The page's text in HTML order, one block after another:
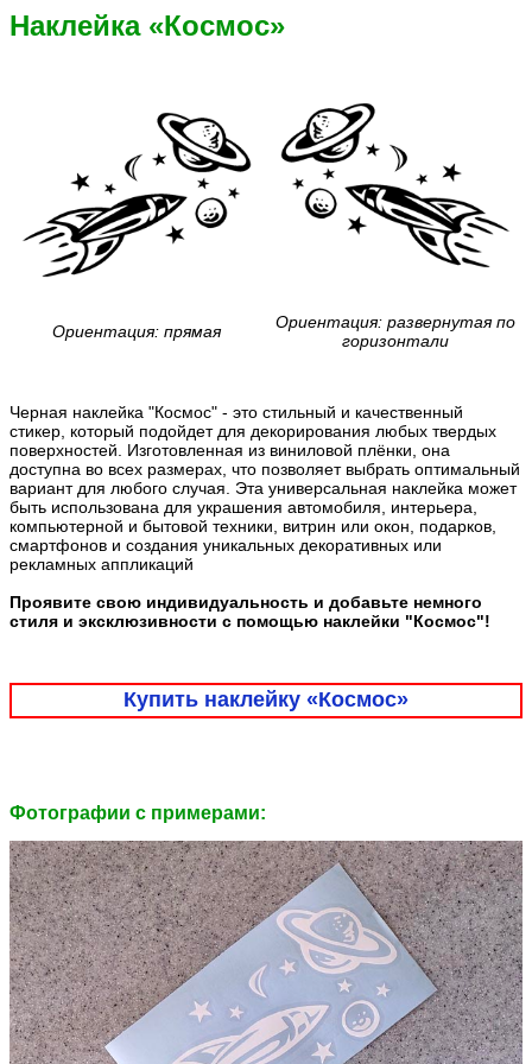
Наклейка «Космос»
Ориентация: прямая
Ориентация: развернутая по
горизонтали
Черная наклейка "Космос" - это стильный и качественный
стикер, который подойдет для декорирования любых твердых
поверхностей. Изготовленная из виниловой плёнки, она
доступна во всех размерах, что позволяет выбрать оптимальный
вариант для любого случая. Эта универсальная наклейка может
быть использована для украшения автомобиля, интерьера,
компьютерной и бытовой техники, витрин или окон, подарков,
смартфонов и создания уникальных декоративных или
рекламных аппликаций
Проявите свою индивидуальность и добавьте немного
стиля и эксклюзивности с помощью наклейки "Космос"!
Купить наклейку «Космос»
Фотографии c примерами: